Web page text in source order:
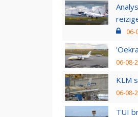
06-
06-08-
KLM
06-08-
TUI